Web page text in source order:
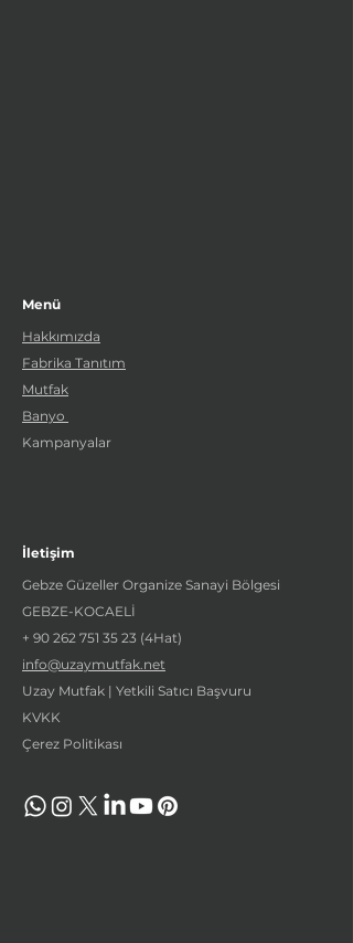
Menü
Hakkımızda
Fabrika Tanıtım
Mutfak
Banyo
Kampanyalar
İletişim
Gebze Güzeller Organize Sanayi Bölgesi
GEBZE-KOCAELİ
+ 90 262 751 35 23 (4Hat)
info@uzaymutfak.net
Uzay Mutfak | Yetkili Satıcı Başvuru
KVKK
Çerez Politikası